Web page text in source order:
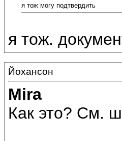
я тож могу подтвердить
я тож.
Йохансон
Mira
Как это? См.